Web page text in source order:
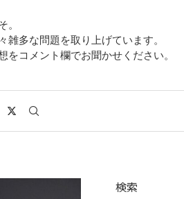
多な問題を取り上げています。
コメント欄でお聞かせください。
検索